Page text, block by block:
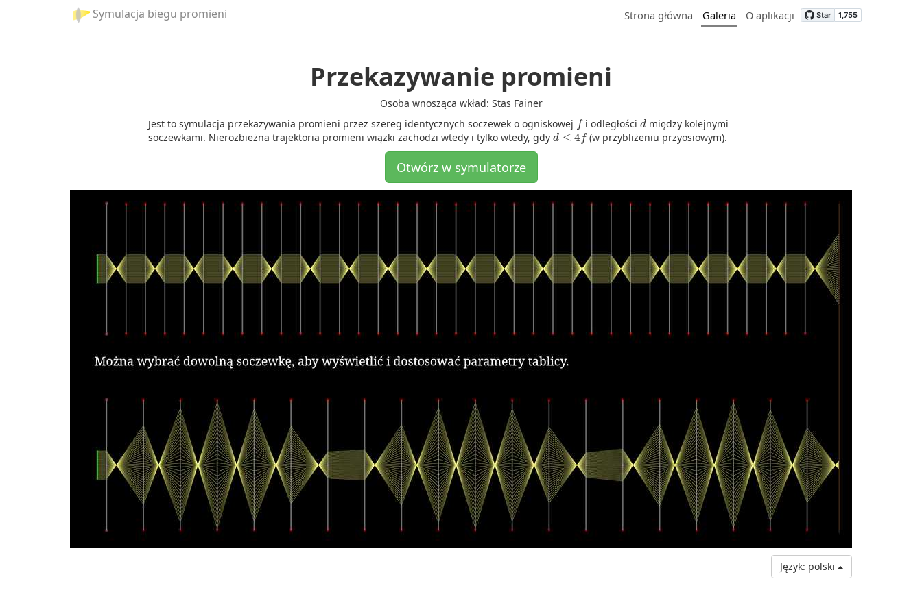
Symulacja biegu promieni Strona główna Galeria O aplikacji
Przekazywanie promieni
Osoba wnosząca wkład: Stas Fainer
Jest to symulacja przekazywania promieni przez szereg identycznych soczewek o ogniskowej
i odległości
d
między kolejnymi
soczewkami. Nierozbieżna trajektoria promieni wiązki zachodzi wtedy i tylko wtedy, gdy
d≤4 f
(w przybliżeniu przyosiowym).
Otwórz w symulatorze
Język: polski